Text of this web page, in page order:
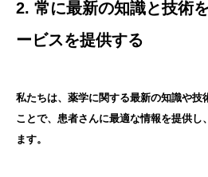
2. 常に最新の知識と技術
ービスを提供する
私たちは、薬学に関する最新の知識や技
ことで、患者さんに最適な情報を提供し
ます。